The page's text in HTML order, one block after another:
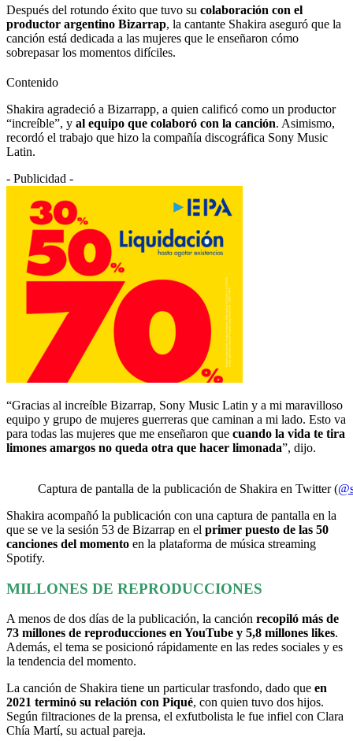
Después del rotundo éxito que tuvo su colaboración con el
productor argentino Bizarrap, la cantante Shakira aseguró que la
canción está dedicada a las mujeres que le enseñaron cómo
sobrepasar los momentos difíciles.
Contenido
Shakira agradeció a Bizarrapp, a quien calificó como un productor
“increíble”, y al equipo que colaboró con la canción. Asimismo,
recordó el trabajo que hizo la compañía discográfica Sony Music
Latin.
- Publicidad -
“Gracias al increíble Bizarrap, Sony Music Latin y a mi maravilloso
equipo y grupo de mujeres guerreras que caminan a mi lado. Esto va
para todas las mujeres que me enseñaron que cuando la vida te tira
limones amargos no queda otra que hacer limonada”, dijo.
Captura de pantalla de la publicación de Shakira en Twitter (
Shakira acompañó la publicación con una captura de pantalla en la
que se ve la sesión 53 de Bizarrap en el primer puesto de las 50
canciones del momento en la plataforma de música streaming
Spotify.
MILLONES DE REPRODUCCIONES
A menos de dos días de la publicación, la canción recopiló más de
73 millones de reproducciones en YouTube y 5,8 millones likes.
Además, el tema se posicionó rápidamente en las redes sociales y es
la tendencia del momento.
La canción de Shakira tiene un particular trasfondo, dado que en
2021 terminó su relación con Piqué, con quien tuvo dos hijos.
Según filtraciones de la prensa, el exfutbolista le fue infiel con Clara
Chía Martí, su actual pareja.